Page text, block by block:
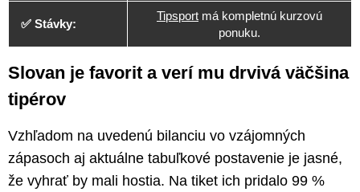
✅ Stávky:
Tipsport má kompletnú kurzovú
ponuku.
Slovan je favorit a verí mu drvivá väčšina
tipérov
Vzhľadom na uvedenú bilanciu vo vzájomných
zápasoch aj aktuálne tabuľkové postavenie je jasné,
že vyhrať by mali hostia. Na tiket ich pridalo 99 %